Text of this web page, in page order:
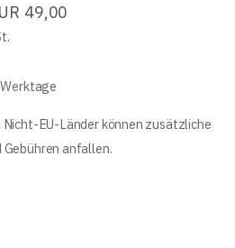
49,00
EU-Länder können zusätzliche
anfallen.